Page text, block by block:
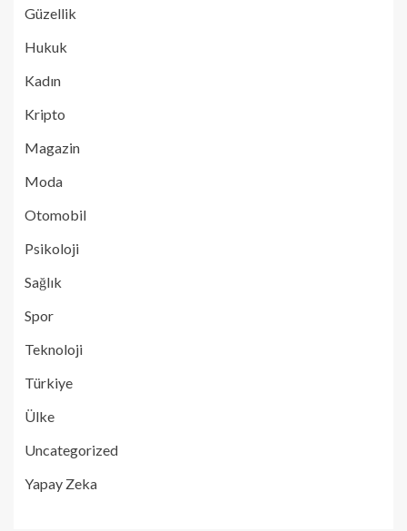
Güzellik
Hukuk
Kadın
Kripto
Magazin
Moda
Otomobil
Psikoloji
Sağlık
Spor
Teknoloji
Türkiye
Ülke
Uncategorized
Yapay Zeka